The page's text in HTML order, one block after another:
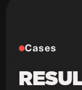
Cases